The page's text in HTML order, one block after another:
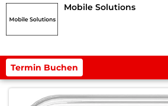
Mobile Solutions
Termin Buchen